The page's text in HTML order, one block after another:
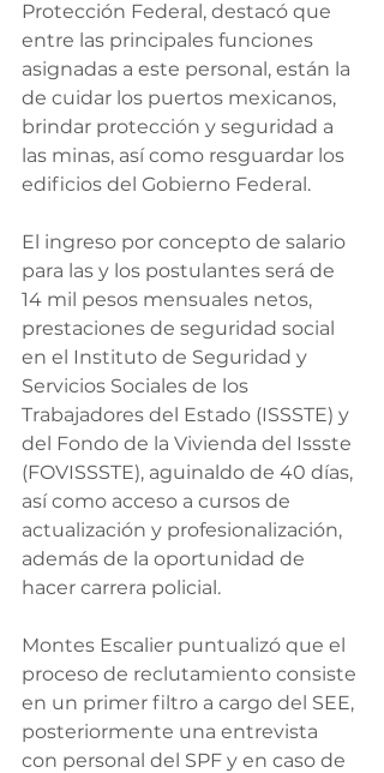
Protección Federal, destacó que
entre las principales funciones
asignadas a este personal, están la
de cuidar los puertos mexicanos,
brindar protección y seguridad a
las minas, así como resguardar los
edificios del Gobierno Federal.
El ingreso por concepto de salario
para las y los postulantes será de
14 mil pesos mensuales netos,
prestaciones de seguridad social
en el Instituto de Seguridad y
Servicios Sociales de los
Trabajadores del Estado (ISSSTE) y
del Fondo de la Vivienda del Issste
(FOVISSSTE), aguinaldo de 40 días,
así como acceso a cursos de
actualización y profesionalización,
además de la oportunidad de
hacer carrera policial.
Montes Escalier puntualizó que el
proceso de reclutamiento consiste
en un primer filtro a cargo del SEE,
posteriormente una entrevista
con personal del SPF y en caso de